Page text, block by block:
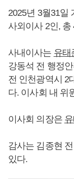
2025년 3월31일
사외이사 2인,
사내이사는 유태
강동석 전 행정
전 인천광역시 2
다. 이사회 내 위
이사회 의장은
감사는 김종현
있다.